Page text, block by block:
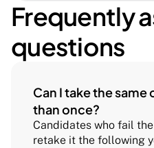
Frequently
questions
Can I take the
than once?
Candidates who fail
retake it the following